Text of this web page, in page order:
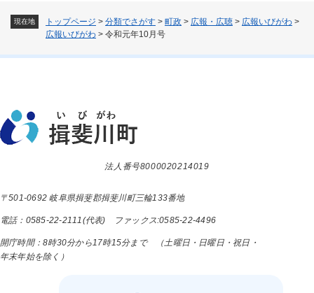
現在地 トップページ > 分類でさがす > 町政 > 広報・広聴 > 広報いびがわ >
広報いびがわ > 令和元年10月号
法人番号8000020214019
〒501-0692 岐阜県揖斐郡揖斐川町三輪133番地
電話：0585-22-2111(代表) ファックス:0585-22-4496
開庁時間：8時30分から17時15分まで （土曜日・日曜日・祝日・
年末年始を除く）